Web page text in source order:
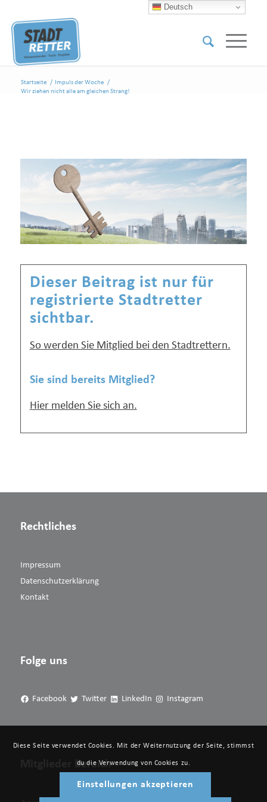
Startseite / Impuls der Woche /
Wir ziehen nicht alle am gleichen Strang!
Dieser Beitrag ist nur für
registrierte Stadtretter
sichtbar.
So werden Sie Mitglied bei den Stadtrettern.
Sie sind bereits Mitglied?
Hier melden Sie sich an.
Rechtliches
Impressum
Datenschutzerklärung
Kontakt
Folge uns
Facebook Twitter LinkedIn Instagram
Mitglieder Bereich
Diese Seite verwendet Cookies. Mit der Weiternutzung der Seite, stimmst
du die Verwendung von Cookies zu.
Einstellungen akzeptieren
Deutsch